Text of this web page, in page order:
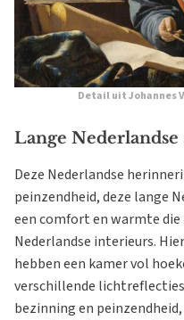
Detail uit Johannes
Lange Nederlandse
Deze Nederlandse
peinzendheid, deze lange
een comfort en warmte
Nederlandse interieurs.
hebben een kamer vol
verschillende
bezinning en